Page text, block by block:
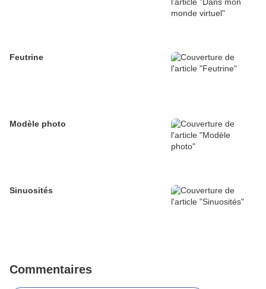
Feutrine
Modèle photo
Sinuosités
Commentaires